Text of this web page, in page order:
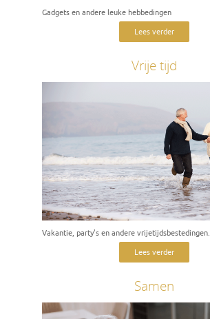
Gadgets en andere leuke hebbedingen
Lees verder
Vrije tijd
Vakantie, party's en andere vrijetijdsbestedingen.
Lees verder
Samen